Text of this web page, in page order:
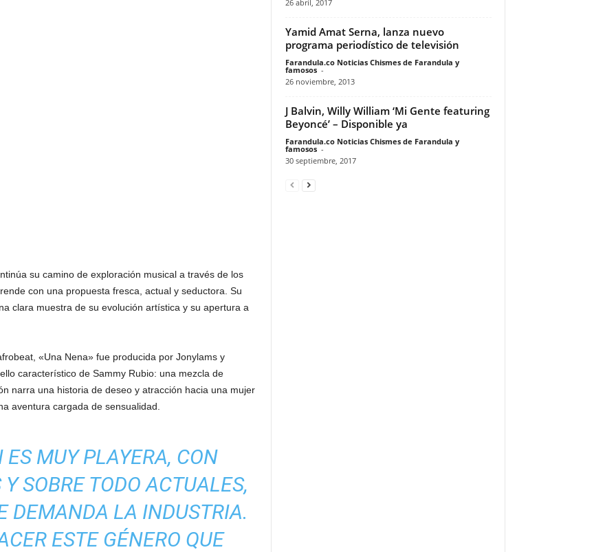
su camino de exploración musical a través de los
con una propuesta fresca, actual y seductora. Su
clara muestra de su evolución artística y su apertura a
«Una Nena» fue producida por Jonylams y
característico de Sammy Rubio: una mezcla de
narra una historia de deseo y atracción hacia una mujer
aventura cargada de sensualidad.
ES MUY PLAYERA, CON
SOBRE TODO ACTUALES,
DEMANDA LA INDUSTRIA.
ESTE GÉNERO QUE
26 abril, 2017
Yamid Amat Serna, lanza nuevo
programa periodístico de televisión
Farandula.co Noticias Chismes de Farandula y
famosos -
26 noviembre, 2013
J Balvin, Willy William ‘Mi Gente featuring
Beyoncé’ – Disponible ya
Farandula.co Noticias Chismes de Farandula y
famosos -
30 septiembre, 2017